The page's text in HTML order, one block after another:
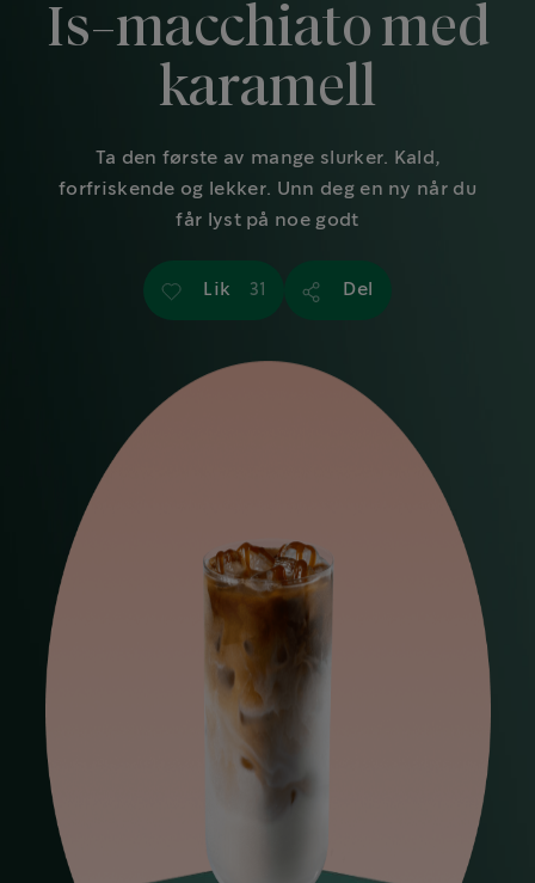
Is-macchiato med
karamell
Ta den første av mange slurker. Kald,
forfriskende og lekker. Unn deg en ny når du
får lyst på noe godt
Lik 31 Del